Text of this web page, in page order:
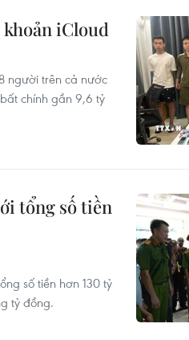
iCloud
người trên cả nước
chính gần 9,6 tỷ
tổng số tiền
số tiền hơn 130 tỷ
tỷ đồng.